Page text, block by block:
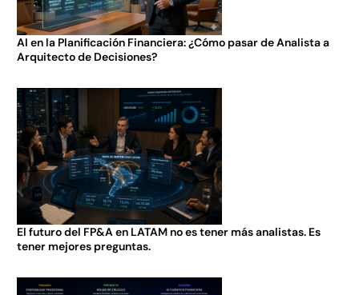
AI en la Planificación Financiera: ¿Cómo pasar de Analista a
Arquitecto de Decisiones?
El futuro del FP&A en LATAM no es tener más analistas. Es
tener mejores preguntas.